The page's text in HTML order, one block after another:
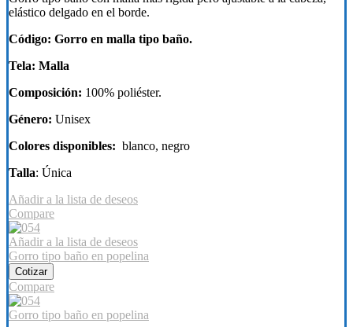
elástico delgado en el borde.
Código: Gorro en malla tipo baño.
Tela: Malla
Composición: 100% poliéster.
Género: Unisex
Colores disponibles: blanco, negro
Talla: Única
Añadir a la lista de deseos
Compare
Añadir a la lista de deseos
Gorro tipo baño en popelina
Cotizar
Compare
Gorro tipo baño en popelina